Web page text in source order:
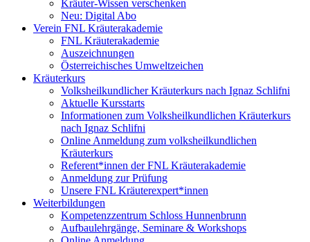
Kräuter-Wissen verschenken
Neu: Digital Abo
Verein FNL Kräuterakademie
FNL Kräuterakademie
Auszeichnungen
Österreichisches Umweltzeichen
Kräuterkurs
Volksheilkundlicher Kräuterkurs nach Ignaz Schlifni
Aktuelle Kursstarts
Informationen zum Volksheilkundlichen Kräuterkurs
nach Ignaz Schlifni
Online Anmeldung zum volksheilkundlichen
Kräuterkurs
Referent*innen der FNL Kräuterakademie
Anmeldung zur Prüfung
Unsere FNL Kräuterexpert*innen
Weiterbildungen
Kompetenzzentrum Schloss Hunnenbrunn
Aufbaulehrgänge, Seminare & Workshops